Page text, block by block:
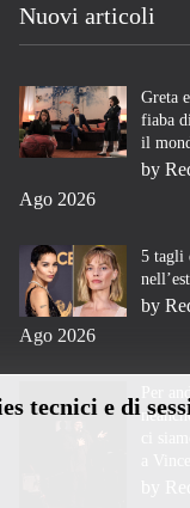
tecnici e di
Nuovi articoli
Greta
fiaba
il
by
Ago 2026
5 tagli
by
Ago 2026
ci